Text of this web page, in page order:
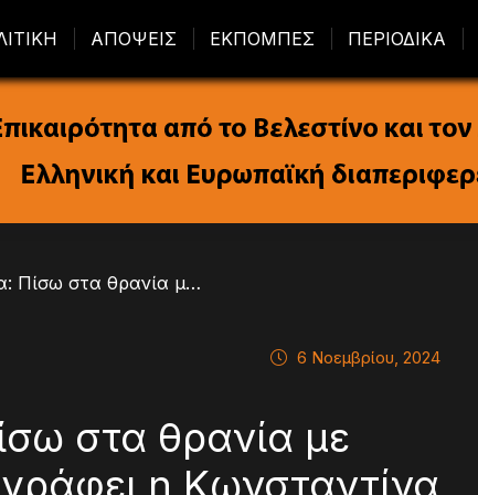
ΑΠΟΨΕΙΣ ΕΚΠΟΜΠΕΣ ΠΕΡΙΟΔΙΚΑ
/ Περιοδικό Υγεία: Πίσω στα θρανία με σωστή διατροφή – γράφει η Κωνσταντίνα Μάγγα
6 Νοεμβρίου, 2024
στα θρανία με
η Κωνσταντίνα